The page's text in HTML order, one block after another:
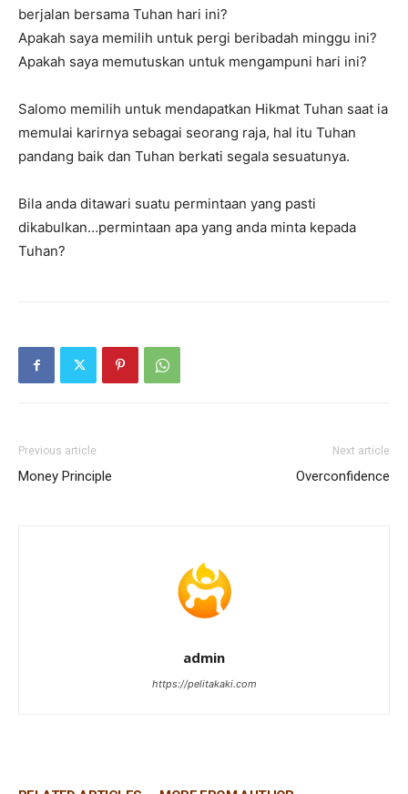
berjalan bersama Tuhan hari ini?
Apakah saya memilih untuk pergi beribadah minggu ini?
Apakah saya memutuskan untuk mengampuni hari ini?
Salomo memilih untuk mendapatkan Hikmat Tuhan saat ia
memulai karirnya sebagai seorang raja, hal itu Tuhan
pandang baik dan Tuhan berkati segala sesuatunya.
Bila anda ditawari suatu permintaan yang pasti
dikabulkan…permintaan apa yang anda minta kepada
Tuhan?
Previous article
Money Principle
Next article
Overconfidence
admin
https://pelitakaki.com